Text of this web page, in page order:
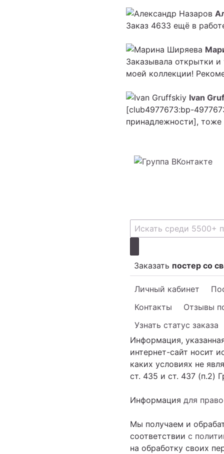
Заказ 4633 ещё в
Заказывала открытки и
моей коллекции!
Ivan
[club4977673:bp-
принадлежности],
Заказать постер со
Личный кабинет
Контакты
Отзывы
Узнать статус заказа
Информация,
интернет-сайт носит
каких условиях не
ст. 435 и ст. 437 (п.2)
Информация для
Мы получаем и
соответствии с
на обработку своих